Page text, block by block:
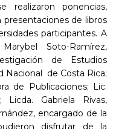
realizaron ponencias,
presentaciones de libros
participantes. A
Soto-Ramírez,
de Estudios
Nacional de Costa Rica;
de Publicaciones; Lic.
Licda. Gabriela Rivas,
encargado de la
disfrutar de la